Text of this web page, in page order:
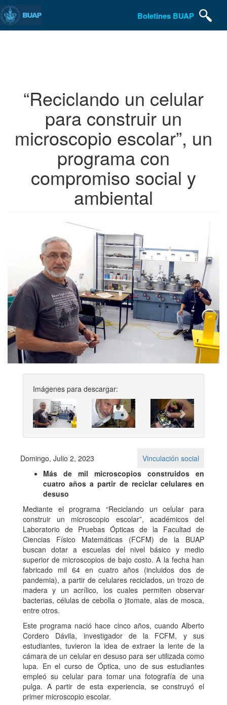
Boletines BUAP
“Reciclando un celular
para construir un
microscopio escolar”, un
programa con
compromiso social y
ambiental
Imágenes para descargar:
Previous Next
Domingo, Julio 2, 2023
Vinculación social
Más de mil microscopios construidos en
cuatro años a partir de reciclar celulares en
desuso
Mediante el programa “Reciclando un celular para
construir un microscopio escolar”, académicos del
Laboratorio de Pruebas Ópticas de la Facultad de
Ciencias Físico Matemáticas (FCFM) de la BUAP
buscan dotar a escuelas del nivel básico y medio
superior de microscopios de bajo costo. A la fecha han
fabricado mil 64 en cuatro años (incluidos dos de
pandemia), a partir de celulares reciclados, un trozo de
madera y un acrílico, los cuales permiten observar
bacterias, células de cebolla o jitomate, alas de mosca,
entre otros.
Este programa nació hace cinco años, cuando Alberto
Cordero Dávila, investigador de la FCFM, y sus
estudiantes, tuvieron la idea de extraer la lente de la
cámara de un celular en desuso para ser utilizada como
lupa. En el curso de Óptica, uno de sus estudiantes
empleó su celular para tomar una fotografía de una
pulga. A partir de esta experiencia, se construyó el
primer microscopio escolar.